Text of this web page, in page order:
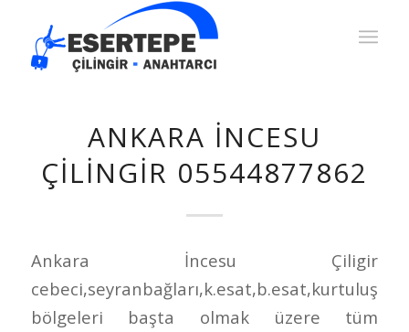
ANKARA İNCESU
ÇILINGIR 05544877862
Ankara İncesu Çiligir
cebeci,seyranbağları,k.esat,b.esat,kurtuluş
bölgeleri başta olmak üzere tüm